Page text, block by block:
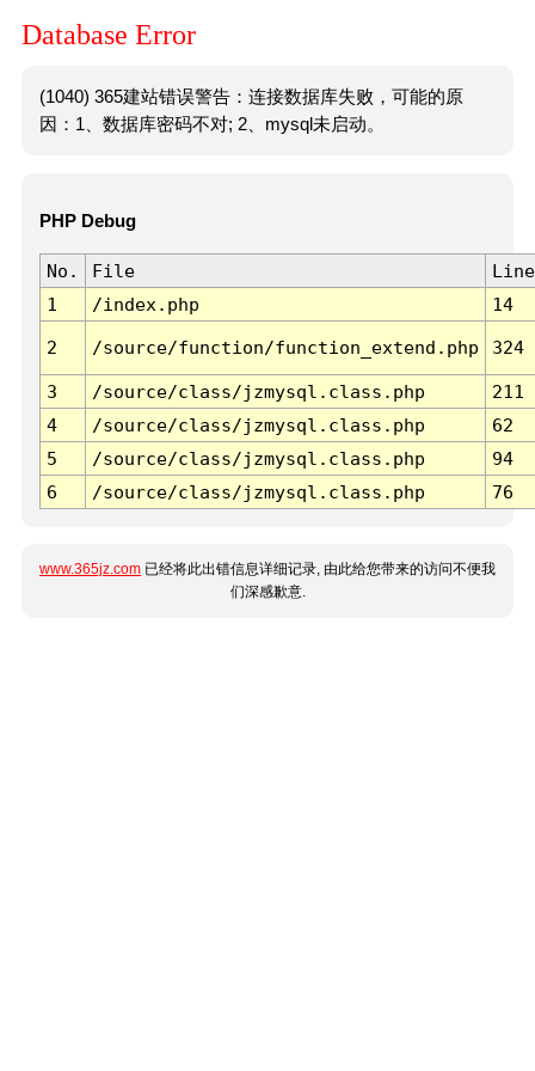
Database Error
(1040) 365建站错误警告：连接数据库失败，可能的原
因：1、数据库密码不对; 2、mysql未启动。
PHP Debug
No. File
Line
1
/index.php 14
2 /source/function/function_extend.php 324
3 /source/class/jzmysql.class.php
211
4
/source/class/jzmysql.class.php
62
5
/source/class/jzmysql.class.php
94
6
/source/class/jzmysql.class.php 76
www.365jz.com 已经将此出错信息详细记录, 由此给您带来的访问不便我
们深感歉意.